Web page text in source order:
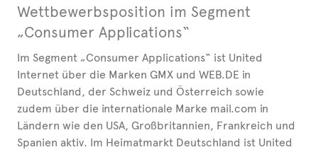
Wettbewerbsposition im Segment
„Consumer Applications“
Im Segment „Consumer Applications“ ist United
Internet über die Marken GMX und WEB.DE in
Deutschland, der Schweiz und Österreich sowie
zudem über die internationale Marke mail.com in
Ländern wie den USA, Großbritannien, Frankreich und
Spanien aktiv. Im Heimatmarkt Deutschland ist United